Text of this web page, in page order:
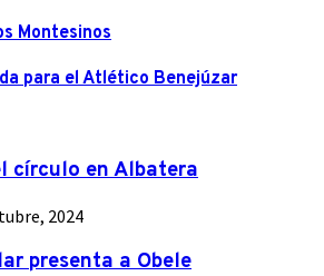
Montesinos
para el Atlético Benejúzar
círculo en Albatera
2024
presenta a Obele